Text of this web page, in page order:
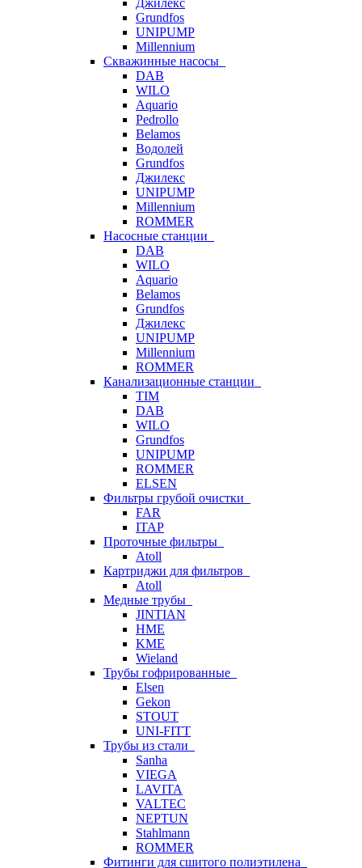
Джилекс
Grundfos
UNIPUMP
Millennium
Скважинные насосы
DAB
WILO
Aquario
Pedrollo
Belamos
Водолей
Grundfos
Джилекс
UNIPUMP
Millennium
ROMMER
Насосные станции
DAB
WILO
Aquario
Belamos
Grundfos
Джилекс
UNIPUMP
Millennium
ROMMER
Канализационные станции
TIM
DAB
WILO
Grundfos
UNIPUMP
ROMMER
ELSEN
Фильтры грубой очистки
FAR
ITAP
Проточные фильтры
Atoll
Картриджи для фильтров
Atoll
Медные трубы
JINTIAN
HME
KME
Wieland
Трубы гофрированные
Elsen
Gekon
STOUT
UNI-FITT
Трубы из стали
Sanha
VIEGA
LAVITA
VALTEC
NEPTUN
Stahlmann
ROMMER
Фитинги для сшитого полиэтилена